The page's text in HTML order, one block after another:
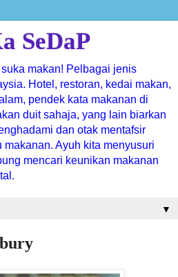
SeDaP
makan! Pelbagai jenis
Hotel, restoran, kedai makan,
pendek kata makanan di
duit sahaja, yang lain biarkan
dan otak mentafsir
Ayuh kita menyusuri
mencari keunikan makanan
▼